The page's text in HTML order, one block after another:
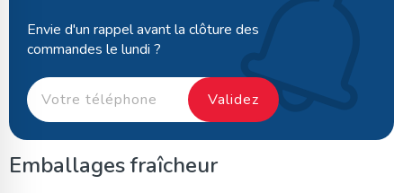
Envie d'un rappel avant la clôture des
commandes le lundi ?
Emballages fraîcheur